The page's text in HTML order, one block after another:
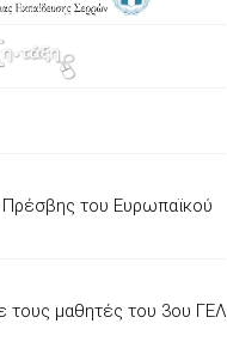
του Ευρωπαϊκού
τους μαθητές του 3ου ΓΕΛ